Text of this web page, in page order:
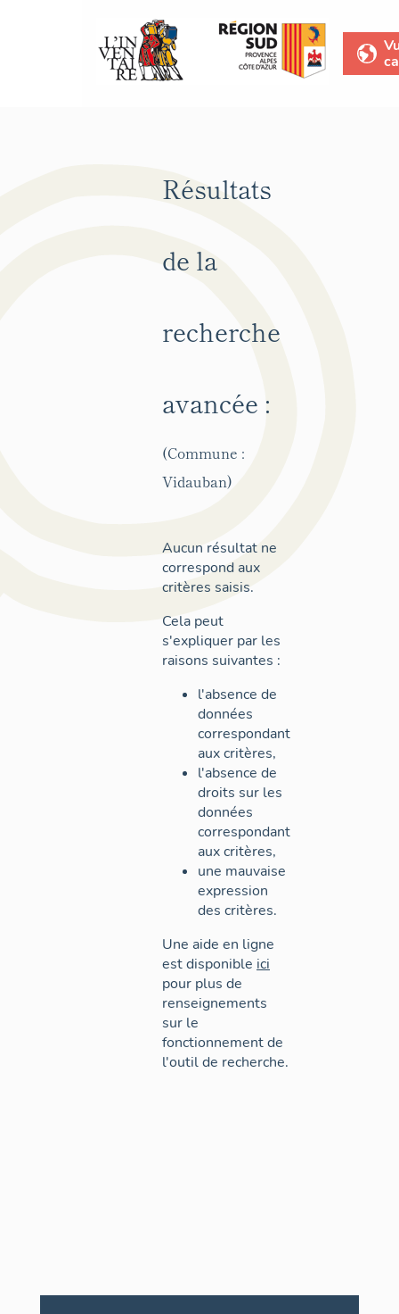
Résultats
de la
recherche
avancée :
(Commune :
Vidauban)
Aucun résultat ne
correspond aux
critères saisis.
Cela peut
s'expliquer par les
raisons suivantes :
l'absence de
données
correspondant
aux critères,
l'absence de
droits sur les
données
correspondant
aux critères,
une mauvaise
expression
des critères.
Une aide en ligne
est disponible ici
pour plus de
renseignements
sur le
fonctionnement de
l'outil de recherche.